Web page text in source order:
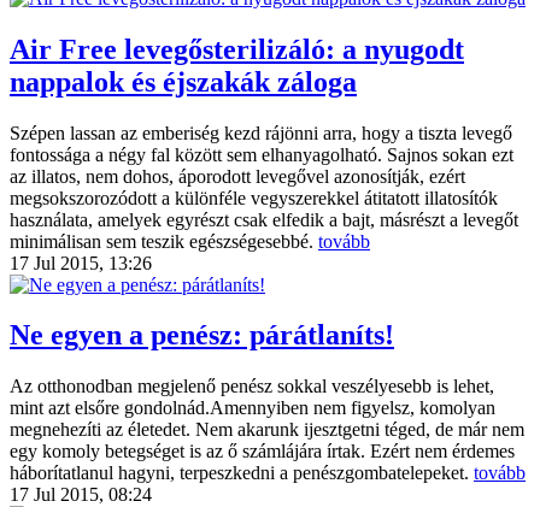
Air Free levegősterilizáló: a nyugodt
nappalok és éjszakák záloga
Szépen lassan az emberiség kezd rájönni arra, hogy a tiszta levegő
fontossága a négy fal között sem elhanyagolható. Sajnos sokan ezt
az illatos, nem dohos, áporodott levegővel azonosítják, ezért
megsokszorozódott a különféle vegyszerekkel átitatott illatosítók
használata, amelyek egyrészt csak elfedik a bajt, másrészt a levegőt
minimálisan sem teszik egészségesebbé. tovább
17 Jul 2015, 13:26
Ne egyen a penész: párátlaníts!
Az otthonodban megjelenő penész sokkal veszélyesebb is lehet,
mint azt elsőre gondolnád.Amennyiben nem figyelsz, komolyan
megnehezíti az életedet. Nem akarunk ijesztgetni téged, de már nem
egy komoly betegséget is az ő számlájára írtak. Ezért nem érdemes
háborítatlanul hagyni, terpeszkedni a penészgombatelepeket. tovább
17 Jul 2015, 08:24